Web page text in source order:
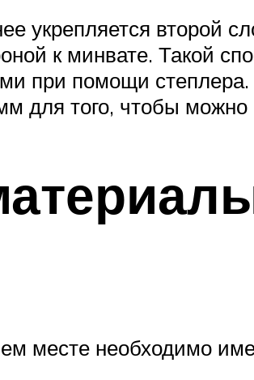
укрепляется второй
к минвате. Такой
при помощи
для того, чтобы
месте необходимо